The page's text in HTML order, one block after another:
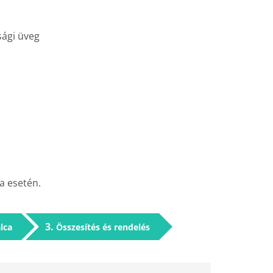
üveg
esetén.
3 Összesítés és rendelés